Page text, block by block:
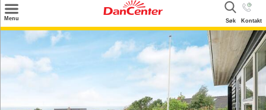
Menu Kontakt
Søk
Tilbud
Info